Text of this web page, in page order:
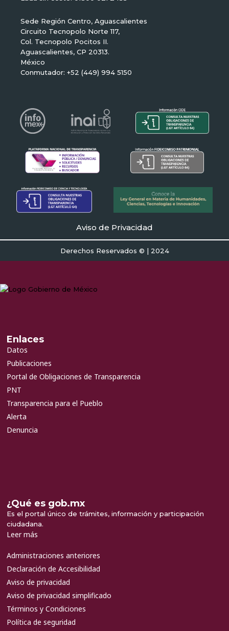
Sede Región Centro, Aguascalientes
Circuito Tecnopolo Norte 117,
Col. Tecnopolo Pocitos II.
Aguascalientes, CP 20313.
México
Conmutador: +52 (449) 994 5150
Aviso de Privacidad
Derechos Reservados © | 2024
Enlaces
Datos
Publicaciones
Portal de Obligaciones de Transparencia
PNT
Transparencia para el Pueblo
Alerta
Denuncia
¿Qué es gob.mx
Es el portal único de trámites, información y participación
ciudadana.
Leer más
Administraciones anteriores
Declaración de Accesibilidad
Aviso de privacidad
Aviso de privacidad simplificado
Términos y Condiciones
Política de seguridad